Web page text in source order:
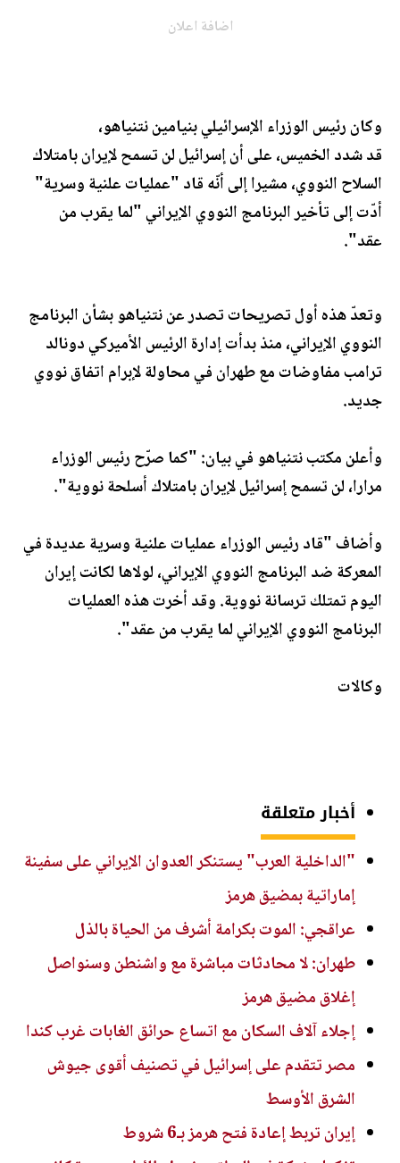
اضافة اعلان
وكان رئيس الوزراء الإسرائيلي بنيامين نتنياهو،
قد شدد الخميس، على أن إسرائيل لن تسمح لإيران بامتلاك
السلاح النووي، مشيرا إلى أنّه قاد "عمليات علنية وسرية"
أدّت إلى تأخير البرنامج النووي الإيراني "لما يقرب من
عقد".
وتعدّ هذه أول تصريحات تصدر عن نتنياهو بشأن البرنامج
النووي الإيراني، منذ بدأت إدارة الرئيس الأميركي دونالد
ترامب مفاوضات مع طهران في محاولة لإبرام اتفاق نووي
جديد.
وأعلن مكتب نتنياهو في بيان: "كما صرّح رئيس الوزراء
مرارا، لن تسمح إسرائيل لإيران بامتلاك أسلحة نووية".
وأضاف "قاد رئيس الوزراء عمليات علنية وسرية عديدة في
المعركة ضد البرنامج النووي الإيراني، لولاها لكانت إيران
اليوم تمتلك ترسانة نووية. وقد أخرت هذه العمليات
البرنامج النووي الإيراني لما يقرب من عقد".
وكالات
أخبار متعلقة
"الداخلية العرب" يستنكر العدوان الإيراني على سفينة
إماراتية بمضيق هرمز
عراقجي: الموت بكرامة أشرف من الحياة بالذل
طهران: لا محادثات مباشرة مع واشنطن وسنواصل
إغلاق مضيق هرمز
إجلاء آلاف السكان مع اتساع حرائق الغابات غرب كندا
مصر تتقدم على إسرائيل في تصنيف أقوى جيوش
الشرق الأوسط
إيران تربط إعادة فتح هرمز بـ6 شروط